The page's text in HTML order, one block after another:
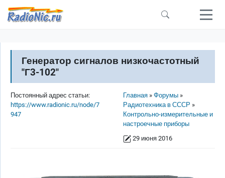
Перейти к основному содержанию
Генератор сигналов низкочастотный
"Г3-102"
Строка навигации
Главная
Форумы
Радиотехника в СССР
Контрольно-измерительные и
настроечные приборы
29 июня 2016
Постоянный адрес статьи:
https://www.radionic.ru/node/7
947